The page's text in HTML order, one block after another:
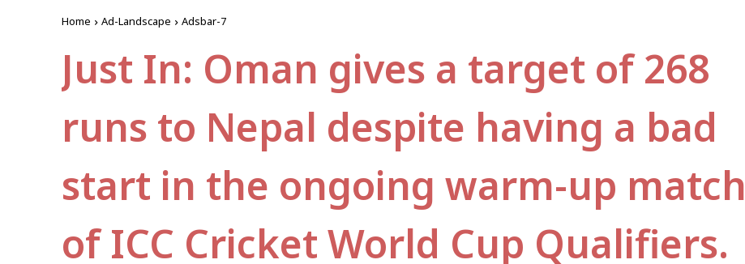
Home Ad-Landscape Adsbar-7
Just In: Oman gives a target of 268
runs to Nepal despite having a bad
start in the ongoing warm-up match
of ICC Cricket World Cup Qualifiers.